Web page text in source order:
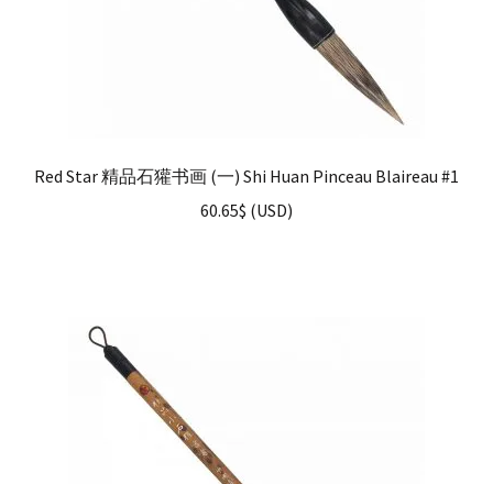
Red Star 精品石獾书画 (一) Shi Huan Pinceau Blaireau #1
60.65$ (USD)